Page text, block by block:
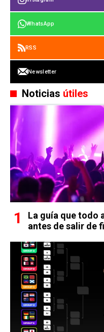
WhatsApp
RSS
Newsletter
Noticias útiles
La guía que todo
antes de salir de